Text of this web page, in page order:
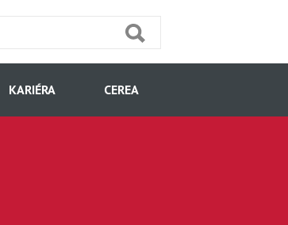
KARIÉRA CEREA